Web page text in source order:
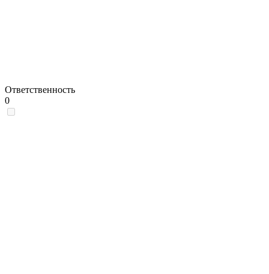
Ответственность
0